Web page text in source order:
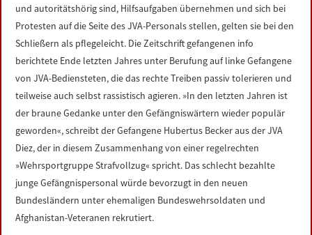
und autoritätshörig sind, Hilfsaufgaben übernehmen und sich bei
Protesten auf die Seite des JVA-Personals stellen, gelten sie bei den
Schließern als pflegeleicht. Die Zeitschrift gefangenen info
berichtete Ende letzten Jahres unter Berufung auf linke Gefangene
von JVA-Bediensteten, die das rechte Treiben passiv tolerieren und
teilweise auch selbst rassistisch agieren. »In den letzten Jahren ist
der braune Gedanke unter den Gefängniswärtern wieder populär
geworden«, schreibt der Gefangene Hubertus Becker aus der JVA
Diez, der in diesem Zusammenhang von einer regelrechten
»Wehrsportgruppe Strafvollzug« spricht. Das schlecht bezahlte
junge Gefängnispersonal würde bevorzugt in den neuen
Bundesländern unter ehemaligen Bundeswehrsoldaten und
Afghanistan-Veteranen rekrutiert.